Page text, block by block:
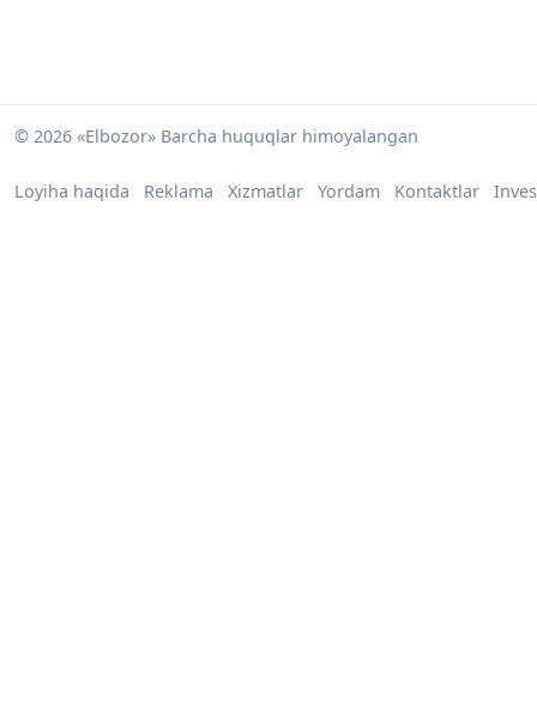
© 2026 «Elbozor» Barcha huquqlar himoyalangan
Loyiha haqida Reklama Xizmatlar Yordam Kontaktlar